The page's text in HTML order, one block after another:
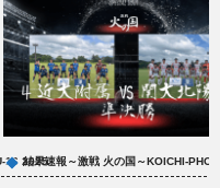
16 2025
結果速報～激戦 火の国～KOICHI-